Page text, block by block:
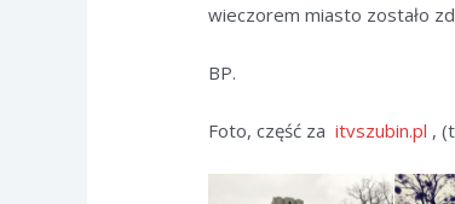
wieczorem miasto zostało
BP.
Foto, część zaitvszubin.pl ,